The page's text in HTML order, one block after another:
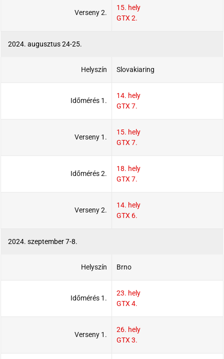
Verseny 2.
15. hely
GTX 2.
2024. augusztus 24-25.
Helyszín Slovakiaring
Időmérés 1.
14. hely
GTX 7.
Verseny 1.
15. hely
GTX 7.
Időmérés 2.
18. hely
GTX 7.
Verseny 2.
14. hely
GTX 6.
2024. szeptember 7-8.
Helyszín Brno
Időmérés 1.
23. hely
GTX 4.
Verseny 1.
26. hely
GTX 3.